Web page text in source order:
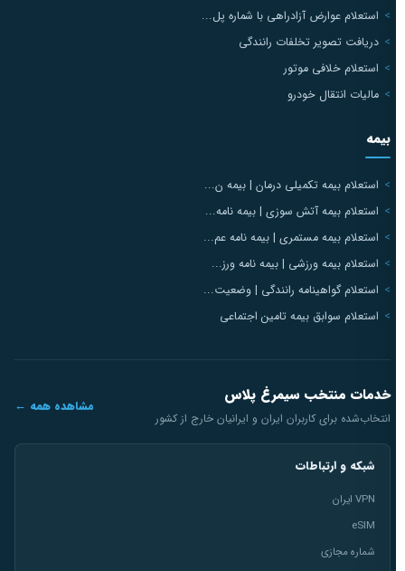
استعلام عوارض آزادراهی با شماره پل...
دریافت تصویر تخلفات رانندگی
استعلام خلافی موتور
مالیات انتقال خودرو
بیمه
استعلام بیمه تکمیلی درمان | بیمه ن...
استعلام بیمه آتش سوزی | بیمه نامه...
استعلام بیمه مستمری | بیمه نامه عم...
استعلام بیمه ورزشی | بیمه نامه ورز...
استعلام گواهینامه رانندگی | وضعیت...
استعلام سوابق بیمه تامین اجتماعی
خدمات منتخب سیمرغ پلاس
انتخاب‌شده برای کاربران ایران و ایرانیان خارج از کشور
مشاهده همه ←
شبکه و ارتباطات
VPN ایران
eSIM
شماره مجازی